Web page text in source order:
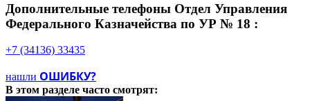
Дополнительные телефоны Отдел Управления
Федерального Казначейства по УР № 18 :
+7 (34136) 33435
нашли ОШИБКУ?
В этом разделе часто смотрят: